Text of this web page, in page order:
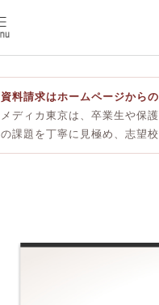
資料請求はホームページから
メディカ東京は、卒業生や保
の課題を丁寧に見極め、志望